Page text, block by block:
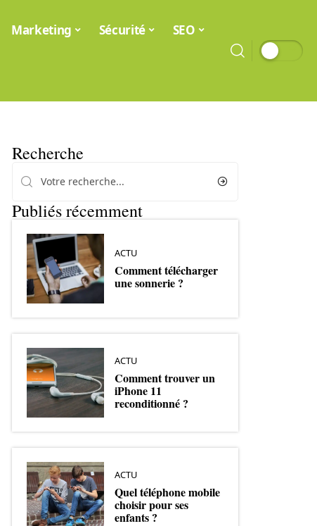
Marketing Sécurité SEO
Recherche
Publiés récemment
ACTU
Comment télécharger
une sonnerie ?
ACTU
Comment trouver un
iPhone 11
reconditionné ?
ACTU
Quel téléphone mobile
choisir pour ses
enfants ?